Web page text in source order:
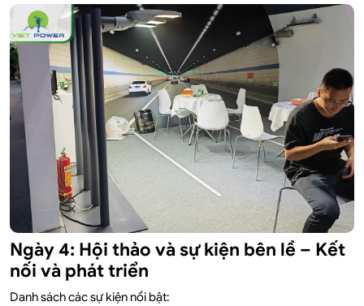
Ngày 4: Hội thảo và sự kiện bên lề – Kết
nối và phát triển
Danh sách các sự kiện nổi bật: